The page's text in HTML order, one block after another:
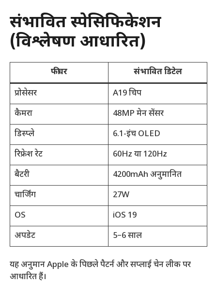
संभावित स्पेसिफिकेशन
(विश्लेषण आधारित)
फीचर
संभावित डिटेल
प्रोसेसर
A19 चिप
कैमरा
48MP मेन सेंसर
डिस्प्ले
6.1-इंच OLED
रिफ्रेश रेट
60Hz या 120Hz
बैटरी
4200mAh अनुमानित
चार्जिंग
27W
OS
iOS 19
अपडेट
5–6 साल
यह अनुमान Apple के पिछले पैटर्न और सप्लाई चेन लीक पर
आधारित हैं।